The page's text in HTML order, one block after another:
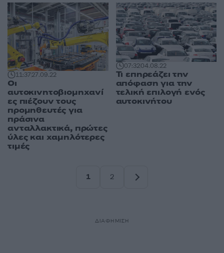
11:3727.09.22
Οι
αυτοκινητοβιομηχανί
ες πιέζουν τους
προμηθευτές για
πράσινα
ανταλλακτικά, πρώτες
ύλες και χαμηλότερες
τιμές
07:3204.08.22
Τι επηρεάζει την
απόφαση για την
τελική επιλογή ενός
αυτοκινήτου
1
2
ΔΙΑΦΗΜΙΣΗ